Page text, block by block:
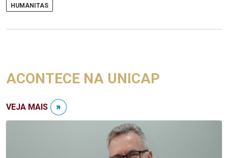
HUMANITAS
ACONTECE NA UNICAP
VEJA MAIS